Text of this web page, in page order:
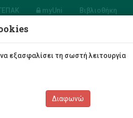
myUni Βιβλιοθήκη
τριες Σπουδές Έρευνα
εξασφαλίσει τη σωστή λειτουργία
Διαφωνώ